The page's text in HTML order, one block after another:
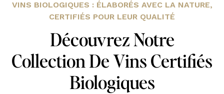
VINS BIOLOGIQUES : ÉLABORÉS AVEC LA NATURE,
CERTIFIÉS POUR LEUR QUALITÉ
Découvrez Notre
Collection De Vins Certifiés
Biologiques